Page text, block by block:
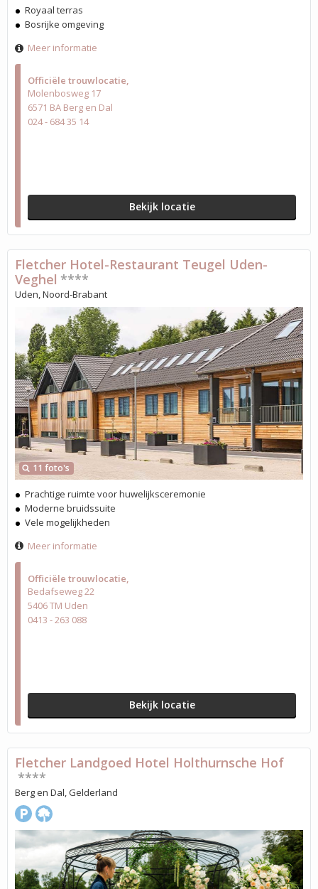
Officiële trouwlocatie
Molenbosweg 17
6571 BA Berg en Dal
024 - 684 35 14
Bekijk locatie
Royaal terras
Bosrijke omgeving
Meer informatie
Officiële trouwlocatie
Bedafseweg 22
5406 TM Uden
0413 - 263 088
Bekijk locatie
11 foto's
Fletcher Hotel-Restaurant Teugel Uden-
Veghel ****
Uden, Noord-Brabant
Prachtige ruimte voor huwelijksceremonie
Moderne bruidssuite
Vele mogelijkheden
Meer informatie
Fletcher Landgoed Hotel Holthurnsche Hof
****
Berg en Dal, Gelderland